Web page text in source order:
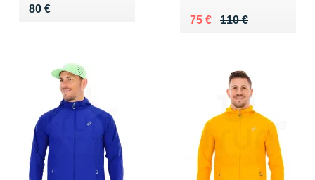
80 €
Vendu 80 €
110 €
Au lieu de 110 €
75 €
Vendu 75 €